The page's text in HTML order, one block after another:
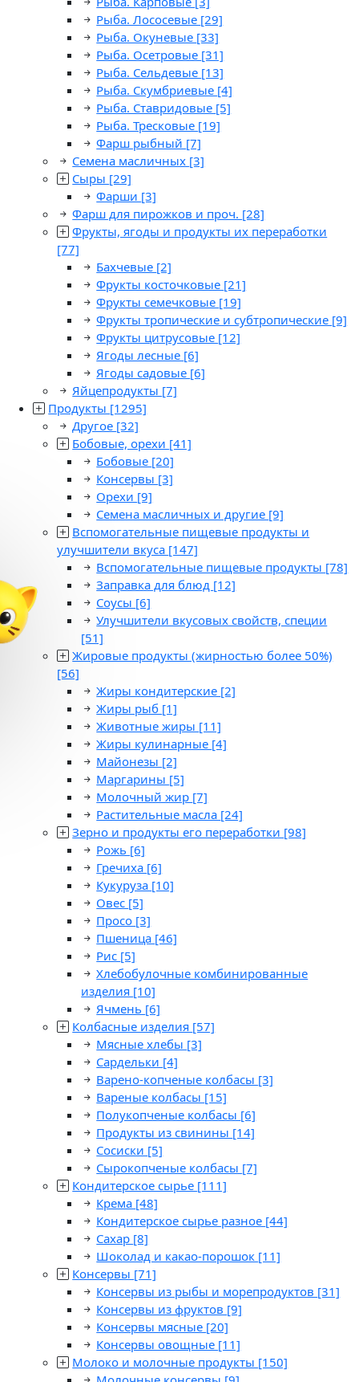
Рыба. Лососевые [29]
Рыба. Окуневые [33]
Рыба. Осетровые [31]
Рыба. Сельдевые [13]
Рыба. Скумбриевые [4]
Рыба. Ставридовые [5]
Рыба. Тресковые [19]
Фарш рыбный [7]
Семена масличных [3]
Сыры [29]
Фарши [3]
Фарш для пирожков и проч. [28]
Фрукты, ягоды и продукты их переработки
[77]
Бахчевые [2]
Фрукты косточковые [21]
Фрукты семечковые [19]
Фрукты тропические и субтропические [9]
Фрукты цитрусовые [12]
Ягоды лесные [6]
Ягоды садовые [6]
Яйцепродукты [7]
Продукты [1295]
Другое [32]
Бобовые, орехи [41]
Бобовые [20]
Консервы [3]
Орехи [9]
Семена масличных и другие [9]
Вспомогательные пищевые продукты и
улучшители вкуса [147]
Вспомогательные пищевые продукты [78]
Заправка для блюд [12]
Соусы [6]
Улучшители вкусовых свойств, специи
[51]
Жировые продукты (жирностью более 50%)
[56]
Жиры кондитерские [2]
Жиры рыб [1]
Животные жиры [11]
Жиры кулинарные [4]
Майонезы [2]
Маргарины [5]
Молочный жир [7]
Растительные масла [24]
Зерно и продукты его переработки [98]
Рожь [6]
Гречиха [6]
Кукуруза [10]
Овес [5]
Просо [3]
Пшеница [46]
Рис [5]
Хлебобулочные комбинированные
изделия [10]
Ячмень [6]
Колбасные изделия [57]
Мясные хлебы [3]
Сардельки [4]
Варено-копченые колбасы [3]
Вареные колбасы [15]
Полукопченые колбасы [6]
Продукты из свинины [14]
Сосиски [5]
Сырокопченые колбасы [7]
Кондитерское сырье [111]
Крема [48]
Кондитерское сырье разное [44]
Сахар [8]
Шоколад и какао-порошок [11]
Консервы [71]
Консервы из рыбы и морепродуктов [31]
Консервы из фруктов [9]
Консервы мясные [20]
Консервы овощные [11]
Молоко и молочные продукты [150]